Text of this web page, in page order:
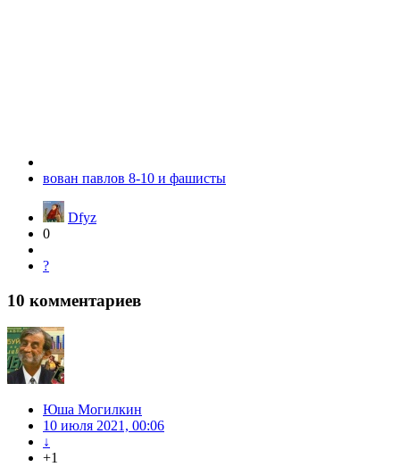
вован павлов 8-10 и фашисты
Dfyz
0
?
10 комментариев
Юша Могилкин
10 июля 2021, 00:06
↓
+1